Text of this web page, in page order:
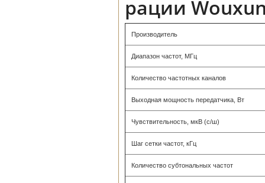
рации
Производитель
Диапазон частот, МГц
Количество частотных каналов
Выходная мощность передатчика, Вт
Чувствительность, мкВ (с/ш)
Шаг сетки частот, кГц
Количество субтональных частот